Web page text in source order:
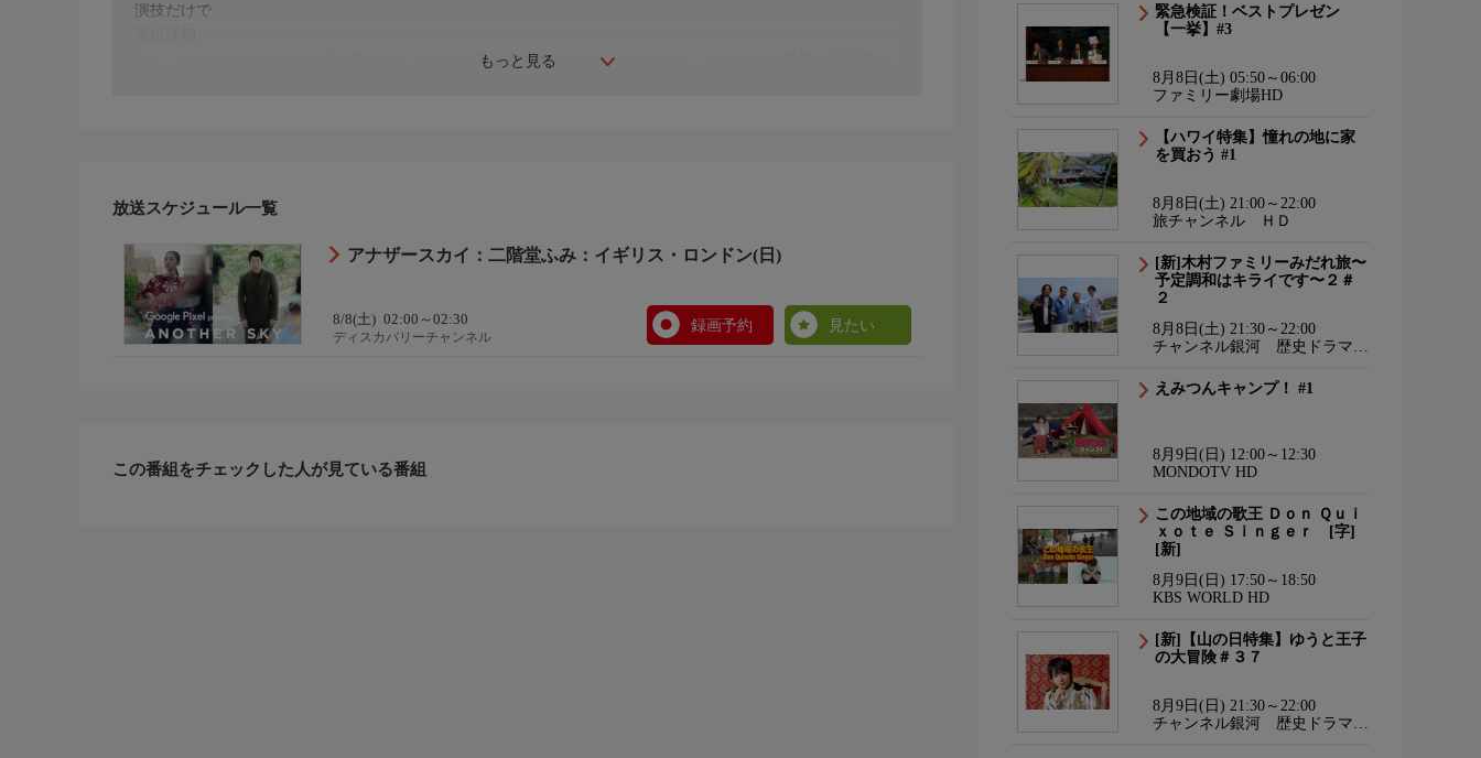
もっと見る
演技だけで
なく、サステナビリティやアニマルライツについても考えるようになったという。ロンドンの風景が前回来た
放送スケジュール一覧
アナザースカイ：二階堂ふみ：イギリス・ロンドン(日)
8/8(土) 02:00～02:30
ディスカバリーチャンネル
録画予約 見たい
この番組をチェックした人が見ている番組
緊急検証！ベストプレゼン
【一挙】#3
8月8日(土) 05:50～06:00
ファミリー劇場HD
【ハワイ特集】憧れの地に家
を買おう #1
8月8日(土) 21:00～22:00
旅チャンネル ＨＤ
[新]木村ファミリーみだれ旅〜
予定調和はキライです〜２＃
２
8月8日(土) 21:30～22:00
チャンネル銀河 歴史ドラマ・
えみつんキャンプ！ #1
8月9日(日) 12:00～12:30
MONDOTV HD
この地域の歌王 Ｄｏｎ Ｑｕｉ
ｘｏｔｅ Ｓｉｎｇｅｒ [字]
[新]
8月9日(日) 17:50～18:50
KBS WORLD HD
[新]【山の日特集】ゆうと王子
の大冒険＃３７
8月9日(日) 21:30～22:00
チャンネル銀河 歴史ドラマ・